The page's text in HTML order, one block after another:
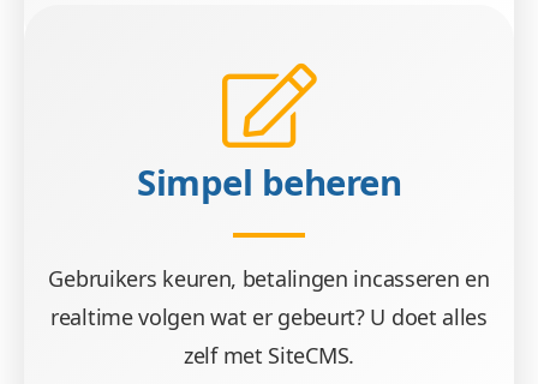
Simpel beheren
Gebruikers keuren, betalingen incasseren en
realtime volgen wat er gebeurt? U doet alles
zelf met SiteCMS.